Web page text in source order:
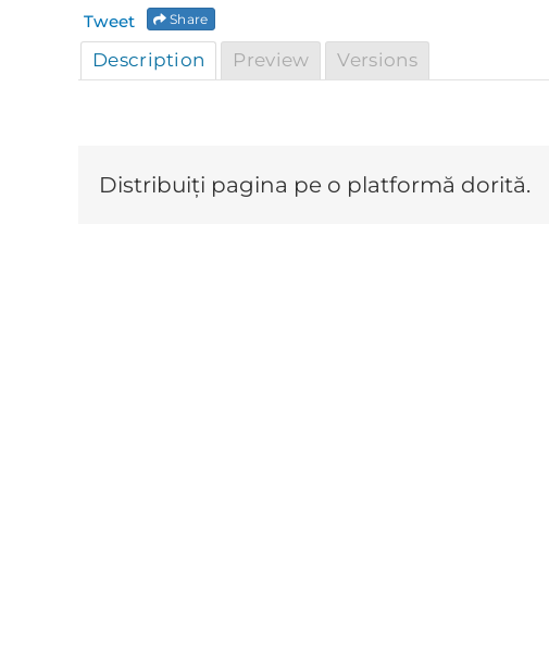
Share
Tweet
Description Preview Versions
Distribuiți pagina pe o platformă dorită.